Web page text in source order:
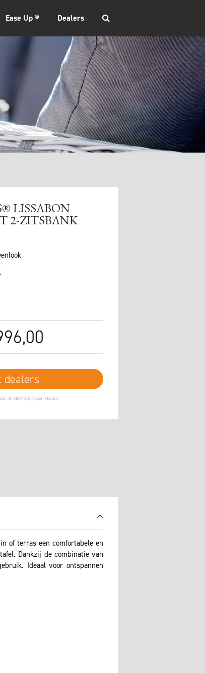
Ease Up ® Dealers
LISSABON
2-ZITSBANK
,00
dealers
of terras een comfortabele en
Dankzij de combinatie van
Ideaal voor ontspannen